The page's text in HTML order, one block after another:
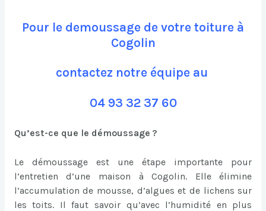
Pour le demoussage de votre toiture à
Cogolin
contactez notre équipe au
04 93 32 37 60
Qu’est-ce que le démoussage ?
Le démoussage est une étape importante pour
l’entretien d’une maison à Cogolin. Elle élimine
l’accumulation de mousse, d’algues et de lichens sur
les toits. Il faut savoir qu’avec l’humidité en plus